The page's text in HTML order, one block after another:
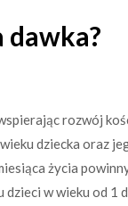
rozwój
dziecka oraz
życia
w wieku od 1